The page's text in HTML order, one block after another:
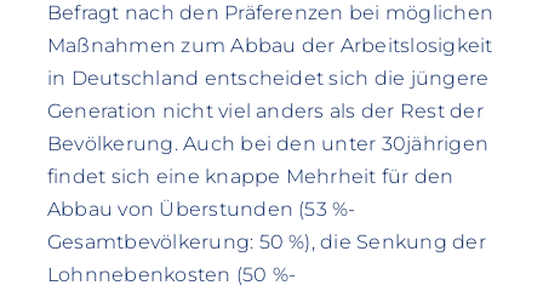
Befragt nach den Präferenzen bei möglichen
Maßnahmen zum Abbau der Arbeitslosigkeit
in Deutschland entscheidet sich die jüngere
Generation nicht viel anders als der Rest der
Bevölkerung. Auch bei den unter 30jährigen
findet sich eine knappe Mehrheit für den
Abbau von Überstunden (53 %-
Gesamtbevölkerung: 50 %), die Senkung der
Lohnnebenkosten (50 %-